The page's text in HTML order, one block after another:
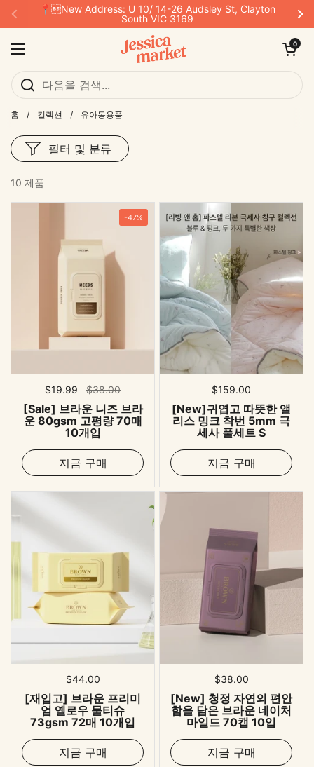
본문으로 건너뛰기
이전
📍New Address: U 10/ 14-26 Audsley St, Clayton
South VIC 3169
다
메뉴 열기
카트 열기
0
홈 / 컬렉션 / 유아동용품
10 제품
필터 및 분류
표준 가격
$19.99 세일 가격
$38.00
[Sale] 브라운 니즈 브라
운 80gsm 고평량 70매
10개입
지금 구매
-47%
표준 가격
$159.00
[New]귀엽고 따뜻한 앨
리스 밍크 착번 5mm 극
세사 풀세트 S
지금 구매
표준 가격
$44.00
[재입고] 브라운 프리미
엄 옐로우 물티슈
73gsm 72매 10개입
지금 구매
표준 가격
$38.00
[New] 청정 자연의 편안
함을 담은 브라운 네이처
마일드 70캡 10입
지금 구매